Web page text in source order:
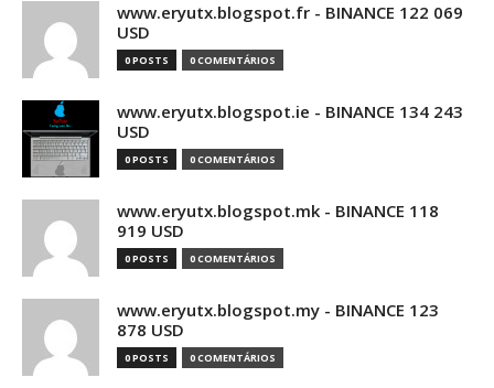
www.eryutx.blogspot.fr - BINANCE 122 069
USD
0 POSTS 0 COMENTÁRIOS
www.eryutx.blogspot.ie - BINANCE 134 243
USD
0 POSTS 0 COMENTÁRIOS
www.eryutx.blogspot.mk - BINANCE 118
919 USD
0 POSTS 0 COMENTÁRIOS
www.eryutx.blogspot.my - BINANCE 123
878 USD
0 POSTS 0 COMENTÁRIOS